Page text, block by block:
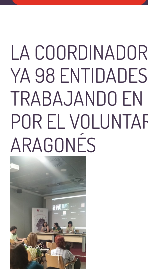
LA
YA 98 ENTIDADES
TRABAJANDO EN
POR EL
ARAGONÉS